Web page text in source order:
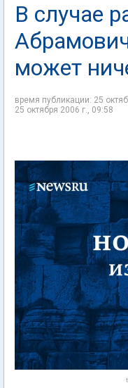
В случае
может
время публикации: 25
25 октября 2006 г., 09:58